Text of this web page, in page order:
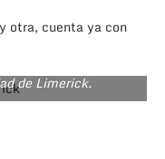
otra, cuenta ya con
de Limerick.